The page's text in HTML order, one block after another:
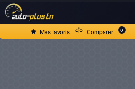
Mes favoris Comparer 0
ACCUEIL